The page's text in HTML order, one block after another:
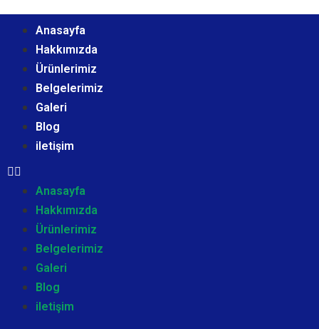
Anasayfa
Hakkımızda
Ürünlerimiz
Belgelerimiz
Galeri
Blog
iletişim
Anasayfa
Hakkımızda
Ürünlerimiz
Belgelerimiz
Galeri
Blog
iletişim